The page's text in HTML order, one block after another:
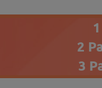
2
3